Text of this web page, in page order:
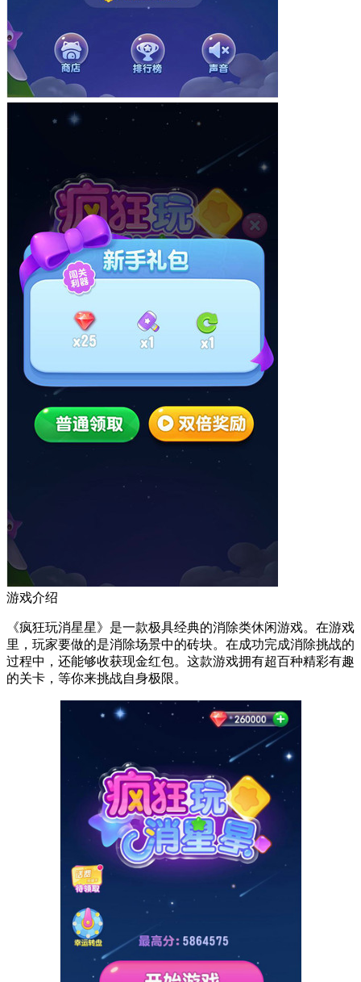
游戏介绍
《疯狂玩消星星》是一款极具经典的消除类休闲游戏。在游戏
里，玩家要做的是消除场景中的砖块。在成功完成消除挑战的
过程中，还能够收获现金红包。这款游戏拥有超百种精彩有趣
的关卡，等你来挑战自身极限。